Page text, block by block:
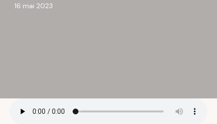
16 mai 2023